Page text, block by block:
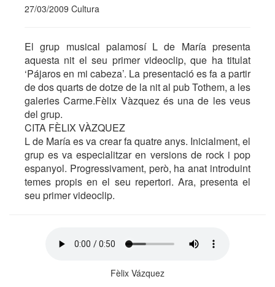
27/03/2009 Cultura
El grup musical palamosí L de María presenta
aquesta nit el seu primer videoclip, que ha titulat
‘Pájaros en mi cabeza’. La presentació es fa a partir
de dos quarts de dotze de la nit al pub Tothem, a les
galeries Carme.Fèlix Vàzquez és una de les veus
del grup.
CITA FÈLIX VÀZQUEZ
L de María es va crear fa quatre anys. Inicialment, el
grup es va especialitzar en versions de rock i pop
espanyol. Progressivament, però, ha anat introduint
temes propis en el seu repertori. Ara, presenta el
seu primer videoclip.
Fèlix Vázquez